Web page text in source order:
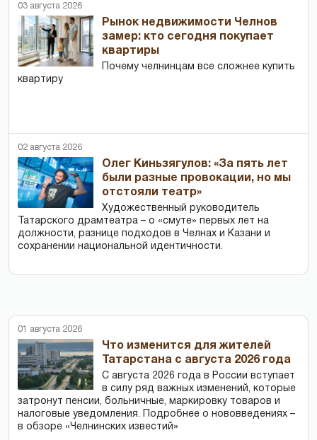
03 августа 2026
Рынок недвижимости Челнов
замер: кто сегодня покупает
квартиры
Почему челнинцам все сложнее купить
квартиру
02 августа 2026
Олег Киньзягулов: «За пять лет
были разные провокации, но мы
отстояли театр»
Художественный руководитель
Татарского драмтеатра – о «смуте» первых лет на
должности, разнице подходов в Челнах и Казани и
сохранении национальной идентичности.
01 августа 2026
Что изменится для жителей
Татарстана с августа 2026 года
С августа 2026 года в России вступает
в силу ряд важных изменений, которые
затронут пенсии, больничные, маркировку товаров и
налоговые уведомления. Подробнее о нововведениях –
в обзоре «Челнинских известий»